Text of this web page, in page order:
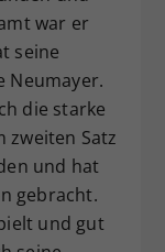
war er
seine
Neumayer.
die starke
zweiten Satz
und hat
gebracht.
und gut